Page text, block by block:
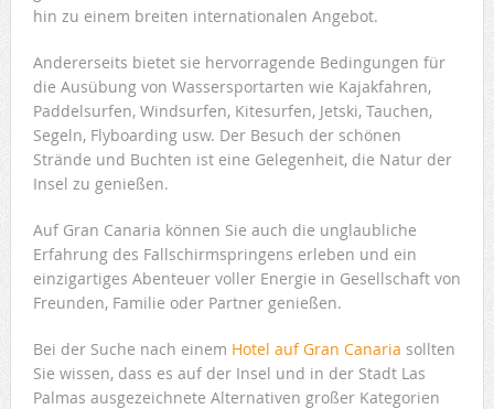
hin zu einem breiten internationalen Angebot.
Andererseits bietet sie hervorragende Bedingungen für
die Ausübung von Wassersportarten wie Kajakfahren,
Paddelsurfen, Windsurfen, Kitesurfen, Jetski, Tauchen,
Segeln, Flyboarding usw. Der Besuch der schönen
Strände und Buchten ist eine Gelegenheit, die Natur der
Insel zu genießen.
Auf Gran Canaria können Sie auch die unglaubliche
Erfahrung des Fallschirmspringens erleben und ein
einzigartiges Abenteuer voller Energie in Gesellschaft von
Freunden, Familie oder Partner genießen.
Bei der Suche nach einem Hotel auf Gran Canaria sollten
Sie wissen, dass es auf der Insel und in der Stadt Las
Palmas ausgezeichnete Alternativen großer Kategorien